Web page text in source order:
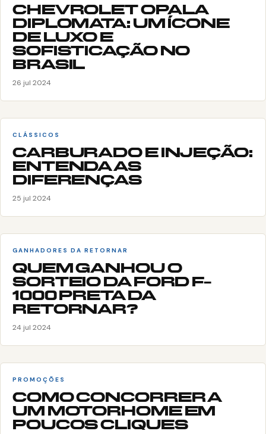
CHEVROLET OPALA
DIPLOMATA: UM ÍCONE
DE LUXO E
SOFISTICAÇÃO NO
BRASIL
26 jul 2024
CLÁSSICOS
CARBURADO E INJEÇÃO:
ENTENDA AS
DIFERENÇAS
25 jul 2024
GANHADORES DA RETORNAR
QUEM GANHOU O
SORTEIO DA FORD F-
1000 PRETA DA
RETORNAR?
24 jul 2024
PROMOÇÕES
COMO CONCORRER A
UM MOTORHOME EM
POUCOS CLIQUES